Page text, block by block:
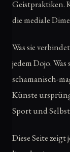
Geistpraktiken.
die mediale
Was sie
jedem Dojo.
schamanisch-
Künste
Sport und
Diese Seite